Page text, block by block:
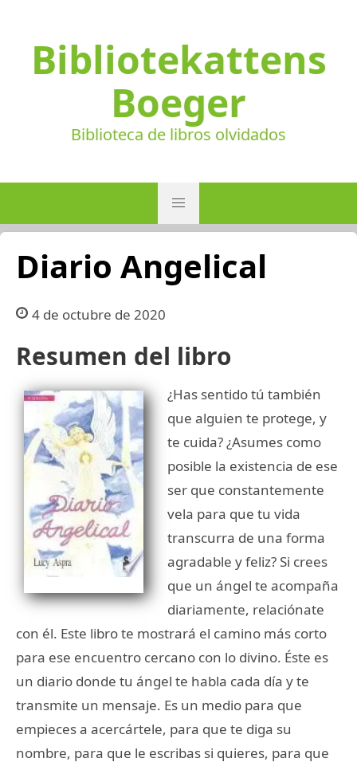
Bibliotekattens
Boeger
Biblioteca de libros olvidados
Diario Angelical
4 de octubre de 2020
Resumen del libro
¿Has sentido tú también
que alguien te protege, y
te cuida? ¿Asumes como
posible la existencia de ese
ser que constantemente
vela para que tu vida
transcurra de una forma
agradable y feliz? Si crees
que un ángel te acompaña
diariamente, relaciónate
con él. Este libro te mostrará el camino más corto
para ese encuentro cercano con lo divino. Éste es
un diario donde tu ángel te habla cada día y te
transmite un mensaje. Es un medio para que
empieces a acercártele, para que te diga su
nombre, para que le escribas si quieres, para que